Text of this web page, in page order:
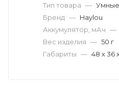
Тип товара —
Бренд — Haylou
Аккумулятор, мАч —
Вес изделия — 50 г
Габариты — 48 х 36